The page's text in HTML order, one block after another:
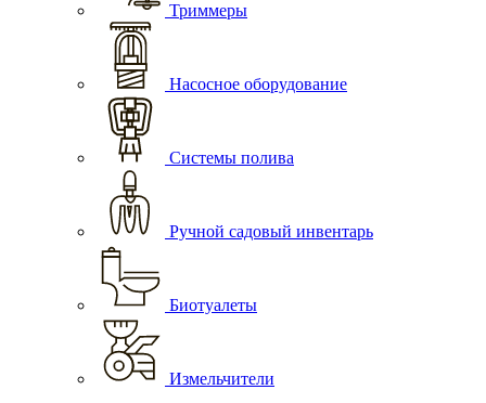
Триммеры
Насосное оборудование
Системы полива
Ручной садовый инвентарь
Биотуалеты
Измельчители